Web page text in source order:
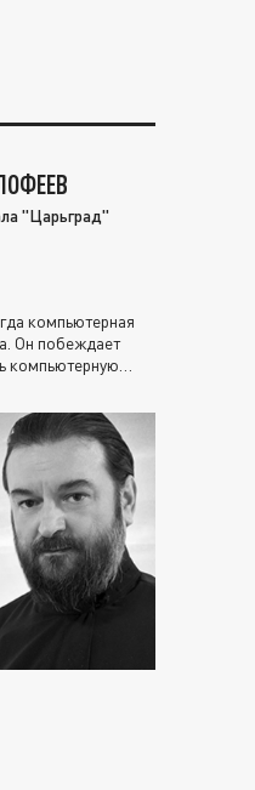
"Царьград"
компьютерная
Он побеждает
компьютерную